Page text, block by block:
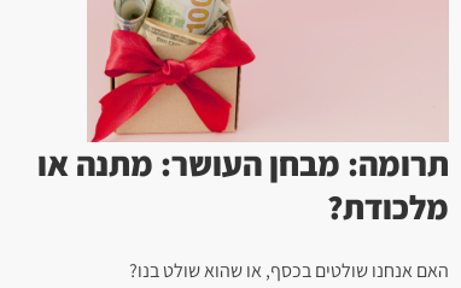
תרומה: מבחן העושר: מתנה או
מלכודת?
האם אנחנו שולטים בכסף, או שהוא שולט בנו?